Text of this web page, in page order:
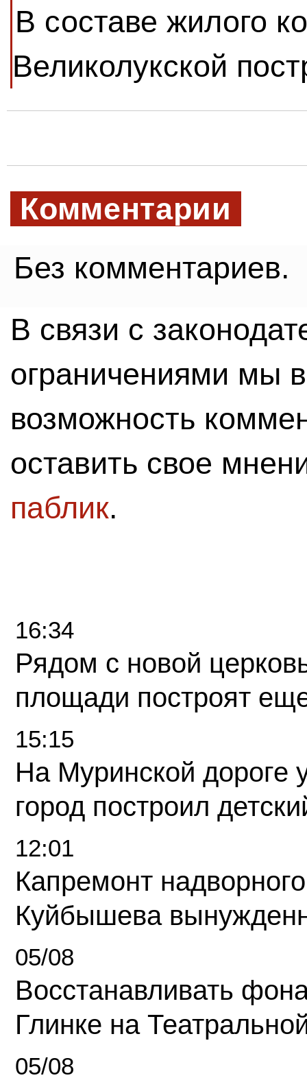
В составе жилого
Великолукской
Комментарии
Без комментариев.
В связи с
ограничениями мы
возможность
оставить свое
паблик.
16:34
Рядом с новой
площади построят
15:15
На Муринской дороге
город построил
12:01
Капремонт
Куйбышева
05/08
Восстанавливать
Глинке на
05/08